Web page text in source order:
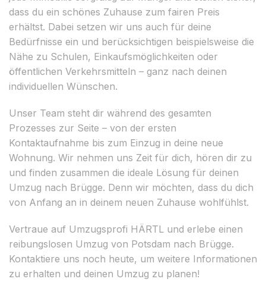
dass du ein schönes Zuhause zum fairen Preis
erhältst. Dabei setzen wir uns auch für deine
Bedürfnisse ein und berücksichtigen beispielsweise die
Nähe zu Schulen, Einkaufsmöglichkeiten oder
öffentlichen Verkehrsmitteln – ganz nach deinen
individuellen Wünschen.
Unser Team steht dir während des gesamten
Prozesses zur Seite – von der ersten
Kontaktaufnahme bis zum Einzug in deine neue
Wohnung. Wir nehmen uns Zeit für dich, hören dir zu
und finden zusammen die ideale Lösung für deinen
Umzug nach Brügge. Denn wir möchten, dass du dich
von Anfang an in deinem neuen Zuhause wohlfühlst.
Vertraue auf Umzugsprofi HÄRTL und erlebe einen
reibungslosen Umzug von Potsdam nach Brügge.
Kontaktiere uns noch heute, um weitere Informationen
zu erhalten und deinen Umzug zu planen!